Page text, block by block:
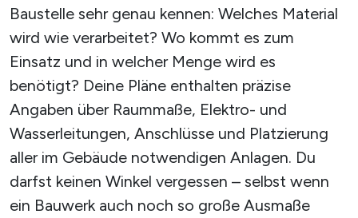
Baustelle sehr genau kennen: Welches Material
wird wie verarbeitet? Wo kommt es zum
Einsatz und in welcher Menge wird es
benötigt? Deine Pläne enthalten präzise
Angaben über Raummaße, Elektro- und
Wasserleitungen, Anschlüsse und Platzierung
aller im Gebäude notwendigen Anlagen. Du
darfst keinen Winkel vergessen – selbst wenn
ein Bauwerk auch noch so große Ausmaße